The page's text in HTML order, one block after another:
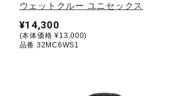
ウェットクルー ユニセックス
¥14,300
(本体価格 ¥13,000)
品番 32MC6WS1